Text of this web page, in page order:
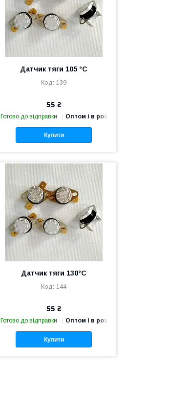
Датчик тяги 105 °C
139
55 ₴
Готово до відправки Оптом і в роздріб
Купити
Датчик тяги 130°С
144
55 ₴
Готово до відправки Оптом і в роздріб
Купити